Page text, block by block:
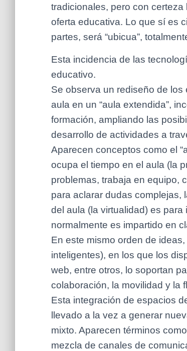
tradicionales, pero con
oferta educativa. Lo que sí es
partes, será “ubicua”,
Esta incidencia de las
educativo.
Se observa un rediseño de los
aula en un “aula extendida”,
formación, ampliando las
desarrollo de actividades a
Aparecen conceptos como el
ocupa el tiempo en el aula (la
problemas, trabaja en equipo,
para aclarar dudas complejas,
del aula (la virtualidad) es
normalmente es impartido en
En este mismo orden de
inteligentes), en los que los
web, entre otros, lo soportan
colaboración, la movilidad y la
Esta integración de espacios
llevado a la vez a generar
mixto. Aparecen términos
mezcla de canales de